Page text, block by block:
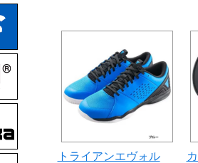
トライアンエヴォル